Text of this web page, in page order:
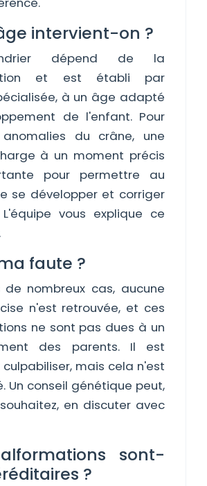
intervient-on ?
dépend de la
et est établi par
à un âge adapté
de l'enfant. Pour
du crâne, une
à un moment précis
pour permettre au
se développer et corriger
vous explique ce
faute ?
de nombreux cas, aucune
n'est retrouvée, et ces
ne sont pas dues à un
des parents. Il est
mais cela n'est
Un conseil génétique peut,
en discuter avec
sont-
?